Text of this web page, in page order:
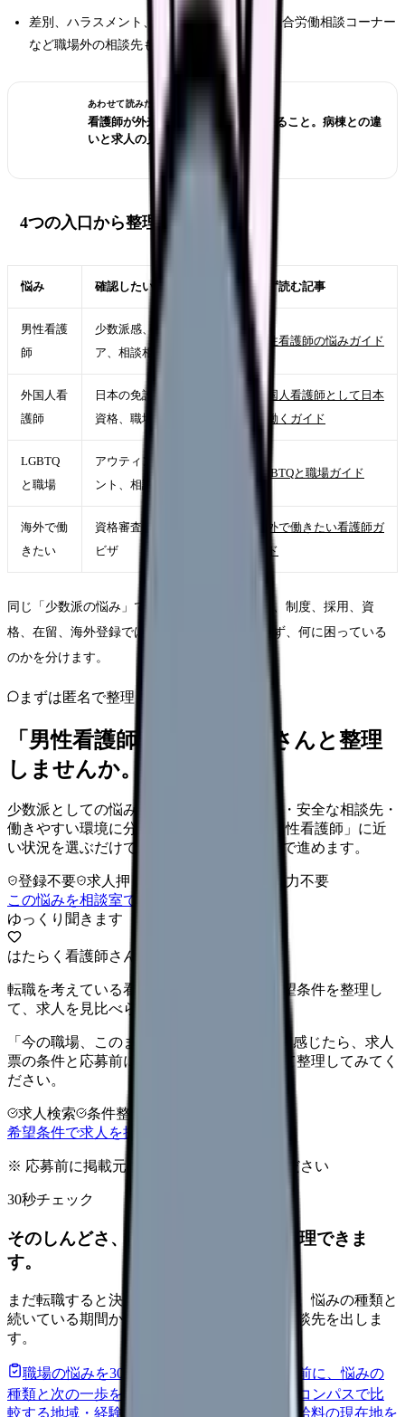
差別、ハラスメント、労働条件の問題は、総合労働相談コーナー
など職場外の相談先も使う。
あわせて読みたい
看護師が外来へ転職する前に確認すること。病棟との違
いと求人の見方
4つの入口から整理する
悩み 確認したいこと まず読む記事
男性看護
師
少数派感、配属、キャリ
ア、相談相手
男性看護師の悩みガイド
外国人看
護師
日本の免許、EPA、在留
資格、職場支援
外国人看護師として日本
で働くガイド
LGBTQ
と職場
アウティング、ハラスメ
ント、相談先
LGBTQと職場ガイド
海外で働
きたい
資格審査、登録、語学、
ビザ
海外で働きたい看護師ガ
イド
同じ「少数派の悩み」でも、職場内の人間関係、制度、採用、資
格、在留、海外登録では確認先が違います。まず、何に困っている
のかを分けます。
まずは匿名で整理
「男性看護師」を、カンゴさんと整理
しませんか。
少数派としての悩みを、孤立感・職場理解・安全な相談先・
働きやすい環境に分けて整理します。 「男性看護師」に近
い状況を選ぶだけで、次に確認することまで進めます。
登録不要 求人押し売りなし
病院名は入力不要
この悩みを相談室で整理する
ゆっくり聞きます
はたらく看護師さん 求人
転職を考えている看護師さんへ。まずは希望条件を整理し
て、求人を見比べられます。
「今の職場、このままでいいのかな...」そう感じたら、求人
票の条件と応募前に確認したい不安を分けて整理してみてく
ださい。
求人検索 条件整理
希望条件で求人を探す
※ 応募前に掲載元の最新情報を確認してください
30秒チェック
そのしんどさ、転職すべきサインか整理できま
す。
まだ転職すると決めていなくても大丈夫です。悩みの種類と
続いている期間から、次に見るべき記事と相談先を出しま
す。
職場の悩みを30秒で診断
辞めるべきか迷う前に、悩みの
種類と次の一歩を整理します。
給料コンパスで比
較する地域・経験年数・施設形態から、今の給料の現在地を